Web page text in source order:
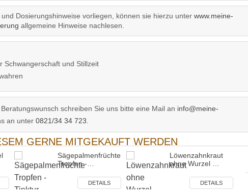
Dosierungshinweise vorliegen, können sie hierzu unter www.meine-
allgemeine Hinweise nachlesen.
Schwangerschaft und Stillzeit
schreiben Sie uns bitte eine Mail an info@meine-
an unter 0821/34 34 723
GERNE MITGEKAUFT WERDEN
Sägepalmenfrüchte
Tropfen -…
DETAILS
Löwenzahnkraut
ohne Wurzel …
DETAILS